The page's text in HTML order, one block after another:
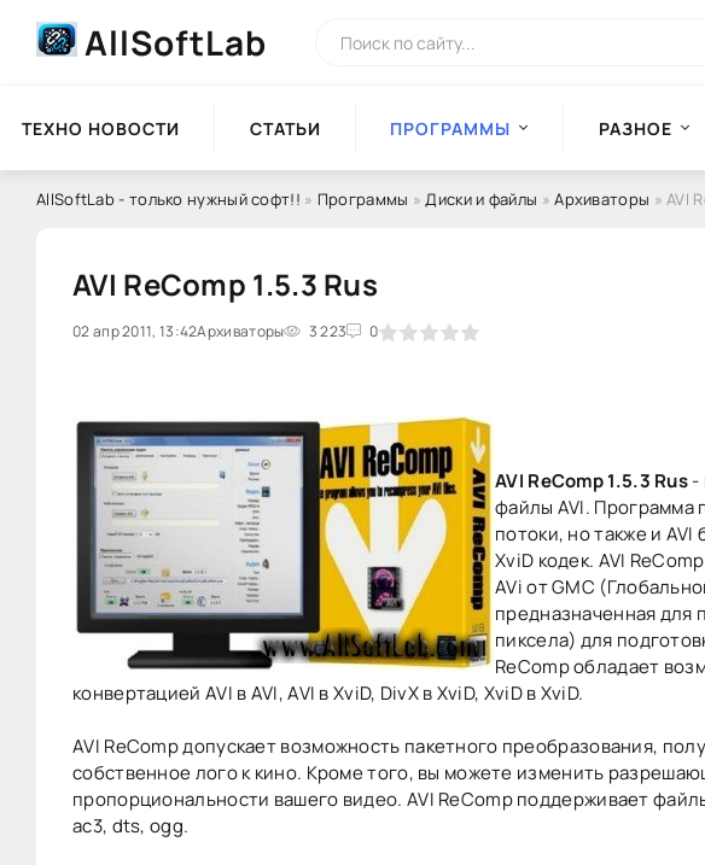
AllSoftLab
ТЕХНО НОВОСТИ СТАТЬИ ПРОГРАММЫ РАЗНОЕ
AllSoftLab - только нужный софт!! » Программы »Диски и файлы »Архиваторы » AVI
AVI ReComp 1.5.3 Rus
02 апр 2011, 13:42Архиваторы 3 223 0
0 1 2 3 4 5
AVI ReComp 1.5.3 Rus-
файлы AVI. Программа
потоки, но также и
XviD кодек. AVI
AVi от GMC
предназначенная для
пиксела) для
ReComp обладает
конвертацией AVI в AVI, AVI в XviD, DivX в XviD, XviD в XviD.
AVI ReComp допускает возможность пакетного преобразования,
собственное лого к кино. Кроме того, вы можете изменить
пропорциональности вашего видео. AVI ReComp поддерживает
ac3, dts, ogg.